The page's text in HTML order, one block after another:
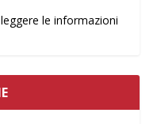
le informazioni